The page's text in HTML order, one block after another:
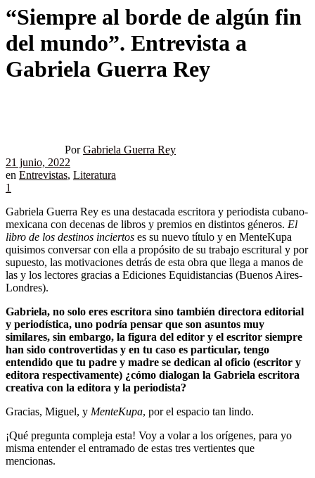
“Siempre al borde de algún fin
del mundo”. Entrevista a
Gabriela Guerra Rey
Por Gabriela Guerra Rey
21 junio, 2022
en Entrevistas, Literatura
1
Gabriela Guerra Rey es una destacada escritora y periodista cubano-
mexicana con decenas de libros y premios en distintos géneros. El
libro de los destinos inciertos es su nuevo título y en MenteKupa
quisimos conversar con ella a propósito de su trabajo escritural y por
supuesto, las motivaciones detrás de esta obra que llega a manos de
las y los lectores gracias a Ediciones Equidistancias (Buenos Aires-
Londres).
Gabriela, no solo eres escritora sino también directora editorial
y periodística, uno podría pensar que son asuntos muy
similares, sin embargo, la figura del editor y el escritor siempre
han sido controvertidas y en tu caso es particular, tengo
entendido que tu padre y madre se dedican al oficio (escritor y
editora respectivamente) ¿cómo dialogan la Gabriela escritora
creativa con la editora y la periodista?
Gracias, Miguel, y MenteKupa, por el espacio tan lindo.
¡Qué pregunta compleja esta! Voy a volar a los orígenes, para yo
misma entender el entramado de estas tres vertientes que
mencionas.